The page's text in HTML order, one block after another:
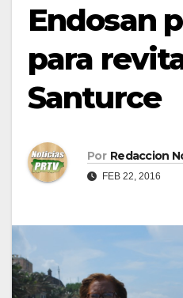
Endosan
para
Santurce
Por Redaccion
FEB 22, 2016